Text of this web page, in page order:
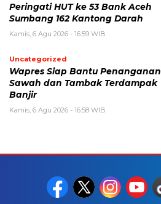
Peringati HUT ke 53 Bank Aceh
Sumbang 162 Kantong Darah
Kamis, 6 Agu 2026 - 16:59 WIB
Uncategorized
Wapres Siap Bantu Penanganan
Sawah dan Tambak Terdampak
Banjir
Kamis, 6 Agu 2026 - 16:58 WIB